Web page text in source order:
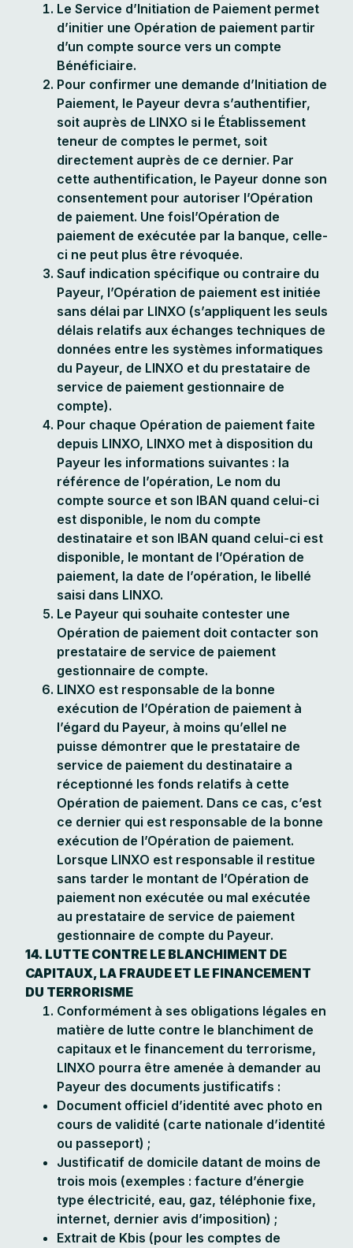
Le Service d’Initiation de Paiement permet
d’initier une Opération de paiement partir
d’un compte source vers un compte
Bénéficiaire.
Pour confirmer une demande d’Initiation de
Paiement, le Payeur devra s’authentifier,
soit auprès de LINXO si le Établissement
teneur de comptes le permet, soit
directement auprès de ce dernier. Par
cette authentification, le Payeur donne son
consentement pour autoriser l’Opération
de paiement. Une foisl’Opération de
paiement de exécutée par la banque, celle-
ci ne peut plus être révoquée.
Sauf indication spécifique ou contraire du
Payeur, l’Opération de paiement est initiée
sans délai par LINXO (s’appliquent les seuls
délais relatifs aux échanges techniques de
données entre les systèmes informatiques
du Payeur, de LINXO et du prestataire de
service de paiement gestionnaire de
compte).
Pour chaque Opération de paiement faite
depuis LINXO, LINXO met à disposition du
Payeur les informations suivantes : la
référence de l’opération, Le nom du
compte source et son IBAN quand celui-ci
est disponible, le nom du compte
destinataire et son IBAN quand celui-ci est
disponible, le montant de l’Opération de
paiement, la date de l’opération, le libellé
saisi dans LINXO.
Le Payeur qui souhaite contester une
Opération de paiement doit contacter son
prestataire de service de paiement
gestionnaire de compte.
LINXO est responsable de la bonne
exécution de l’Opération de paiement à
l’égard du Payeur, à moins qu’ellel ne
puisse démontrer que le prestataire de
service de paiement du destinataire a
réceptionné les fonds relatifs à cette
Opération de paiement. Dans ce cas, c’est
ce dernier qui est responsable de la bonne
exécution de l’Opération de paiement.
Lorsque LINXO est responsable il restitue
sans tarder le montant de l’Opération de
paiement non exécutée ou mal exécutée
au prestataire de service de paiement
gestionnaire de compte du Payeur.
14. LUTTE CONTRE LE BLANCHIMENT DE
CAPITAUX, LA FRAUDE ET LE FINANCEMENT
DU TERRORISME
Conformément à ses obligations légales en
matière de lutte contre le blanchiment de
capitaux et le financement du terrorisme,
LINXO pourra être amenée à demander au
Payeur des documents justificatifs :
Document officiel d’identité avec photo en
cours de validité (carte nationale d’identité
ou passeport) ;
Justificatif de domicile datant de moins de
trois mois (exemples : facture d’énergie
type électricité, eau, gaz, téléphonie fixe,
internet, dernier avis d’imposition) ;
Extrait de Kbis (pour les comptes de